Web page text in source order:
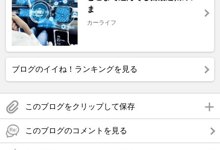
ま
カーライフ
ブログのイイね！ランキングを見る
このブログをクリップして保存
このブログのコメントを見る